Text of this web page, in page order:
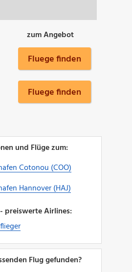
zum Angebot
Fluege finden
Fluege finden
und Flüge zum:
Cotonou (COO)
Hannover (HAJ)
preiswerte Airlines:
Flug gefunden?